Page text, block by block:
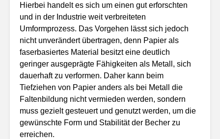
Hierbei handelt es sich um einen gut erforschten
und in der Industrie weit verbreiteten
Umformprozess. Das Vorgehen lässt sich jedoch
nicht unverändert übertragen, denn Papier als
faserbasiertes Material besitzt eine deutlich
geringer ausgeprägte Fähigkeiten als Metall, sich
dauerhaft zu verformen. Daher kann beim
Tiefziehen von Papier anders als bei Metall die
Faltenbildung nicht vermieden werden, sondern
muss gezielt gesteuert und genutzt werden, um die
gewünschte Form und Stabilität der Becher zu
erreichen.